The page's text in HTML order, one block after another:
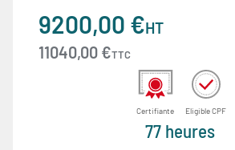
9200,00 €HT
11040,00 €TTC
Certifiante Eligible CPF
77 heures